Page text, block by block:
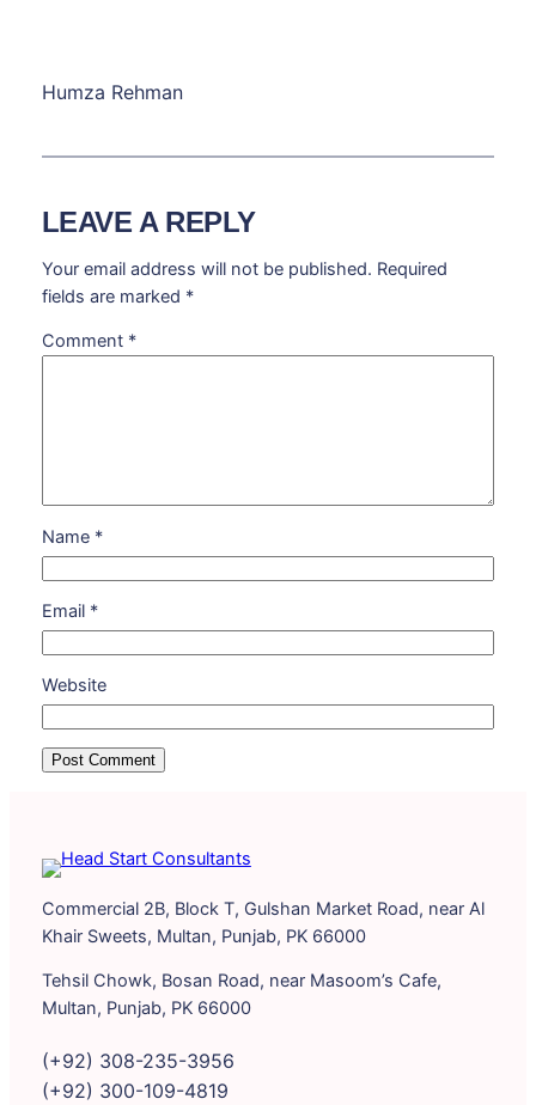
Humza Rehman
LEAVE A REPLY
Your email address will not be published. Required
fields are marked *
Comment *
Name *
Email *
Website
Commercial 2B, Block T, Gulshan Market Road, near Al
Khair Sweets, Multan, Punjab, PK 66000
Tehsil Chowk, Bosan Road, near Masoom’s Cafe,
Multan, Punjab, PK 66000
(+92) 308-235-3956
(+92) 300-109-4819